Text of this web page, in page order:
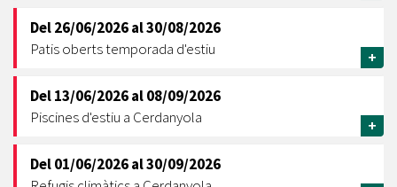
Del26/06/2026al30/08/2026
Patis oberts temporada d'estiu
+
Del13/06/2026al08/09/2026
Piscines d'estiu a Cerdanyola
+
Del01/06/2026al30/09/2026